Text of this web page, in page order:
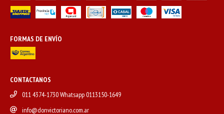
FORMAS DE ENVÍO
CONTACTANOS
011 4374-1730 Whatsapp 0113150-1649
info@donvictoriano.com.ar